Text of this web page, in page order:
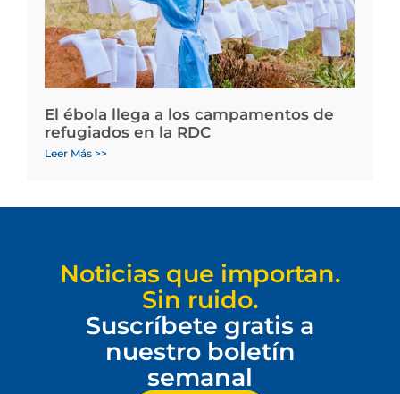
El ébola llega a los campamentos de
refugiados en la RDC
Leer Más >>
Noticias que importan.
Sin ruido.
Suscríbete gratis a
nuestro boletín
semanal